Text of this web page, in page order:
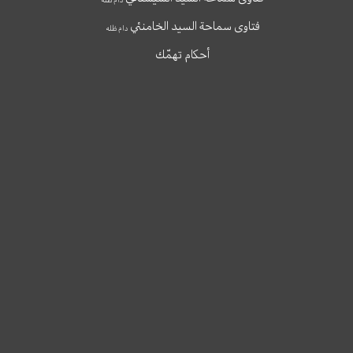
فتاوى سماحة السيد الخامنئيدام ظله
أحكام تهمّك